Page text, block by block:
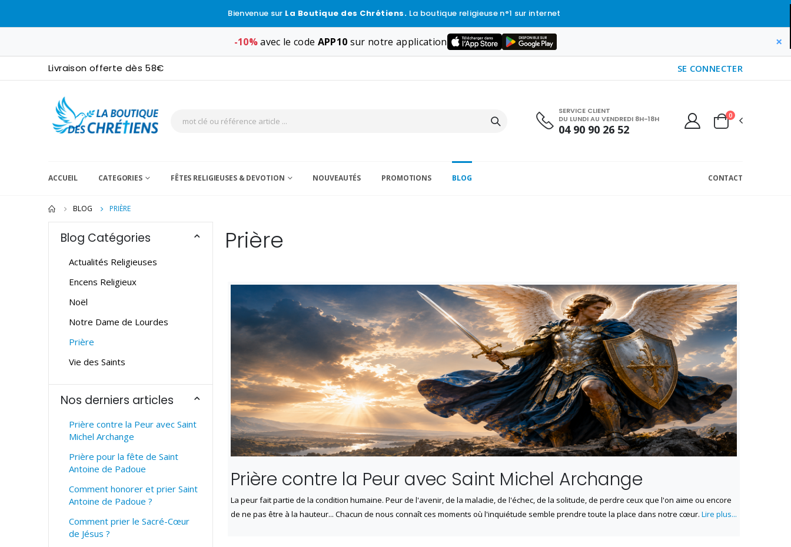
Bienvenue sur La Boutique des Chrétiens. La boutique religieuse n°1 sur internet
-10%avec le code APP10 sur notre application ×
Livraison offerte dès 58€ SE CONNECTER
SERVICE CLIENT
DU LUNDI AU VENDREDI 8H-18H
04 90 90 26 52
0
ACCUEIL CATEGORIES FÊTES RELIGIEUSES & DEVOTION NOUVEAUTÉS PROMOTIONS BLOG CONTACT
BLOG PRIÈRE
Prière
Prière contre la Peur avec Saint Michel Archange
La peur fait partie de la condition humaine. Peur de l'avenir, de la maladie, de l'échec, de la solitude, de perdre ceux que l'on aime ou encore
de ne pas être à la hauteur... Chacun de nous connaît ces moments où l'inquiétude semble prendre toute la place dans notre cœur. Lire plus...
Blog Catégories
Actualités Religieuses
Encens Religieux
Noël
Notre Dame de Lourdes
Prière
Vie des Saints
Nos derniers articles
Prière contre la Peur avec Saint
Michel Archange
Prière pour la fête de Saint
Antoine de Padoue
Comment honorer et prier Saint
Antoine de Padoue ?
Comment prier le Sacré-Cœur
de Jésus ?